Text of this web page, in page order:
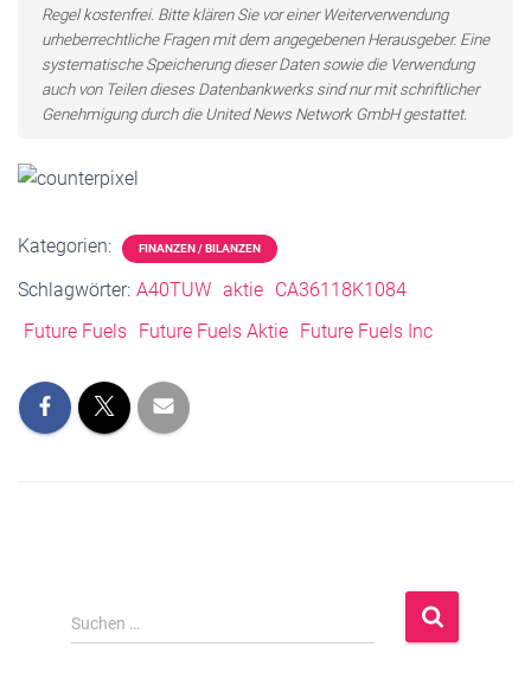
Regel kostenfrei. Bitte klären Sie vor einer Weiterverwendung
urheberrechtliche Fragen mit dem angegebenen Herausgeber. Eine
systematische Speicherung dieser Daten sowie die Verwendung
auch von Teilen dieses Datenbankwerks sind nur mit schriftlicher
Genehmigung durch die United News Network GmbH gestattet.
Kategorien: FINANZEN / BILANZEN
Schlagwörter: A40TUW aktie CA36118K1084
Future Fuels
Future Fuels Aktie Future Fuels Inc
S
u
Suchen …